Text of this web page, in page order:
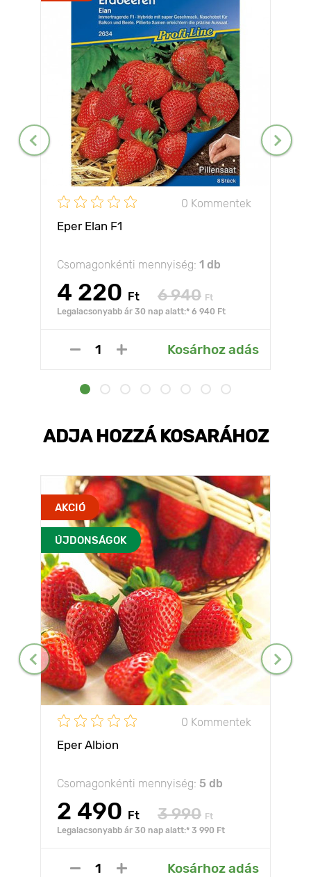
0 Kommentek
Eper Elan F1
Csomagonkénti mennyiség: 1 db
4 220 Ft 6 940 Ft
Legalacsonyabb ár 30 nap alatt:* 6 940 Ft
Kosárhoz adás
ADJA HOZZÁ KOSARÁHOZ
AKCIÓ
ÚJDONSÁGOK
0 Kommentek
Eper Albion
Csomagonkénti mennyiség: 5 db
2 490 Ft 3 990 Ft
Legalacsonyabb ár 30 nap alatt:* 3 990 Ft
Kosárhoz adás